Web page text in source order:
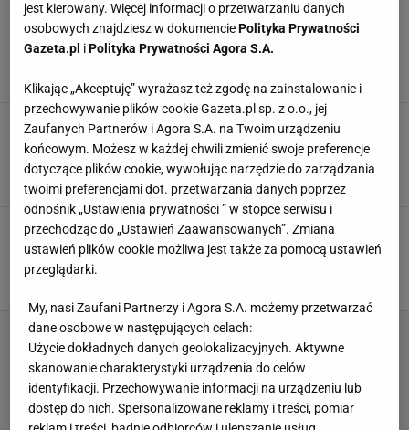
Twoja babcia nazwałaby ją kominiarką. Dziś to
balaclava - najmodniejsze nakrycie głowy na
jesień
Marta Podściańska, 1 PAŹDZIERNIKA 2025, 15:45
Ten jeden dodatek uratuje twoje jesienne
stylizacje. Wełniane modele znalazłam w
polskiej marce
Marta Podściańska,29 WRZEŚNIA 2025, 16:30
"Sezon na broszki" w efektownym wydaniu. Nie
tylko do swetrów - świetnie wyglądają też na
jest kierowany. Więcej informacji o przetwarzaniu danych
osobowych znajdziesz w dokumencie Polityka Prywatności
Gazeta.pl i Polityka Prywatności Agora S.A.
Klikając „Akceptuję” wyrażasz też zgodę na zainstalowanie i
przechowywanie plików cookie Gazeta.pl sp. z o.o., jej
Zaufanych Partnerów i Agora S.A. na Twoim urządzeniu
końcowym. Możesz w każdej chwili zmienić swoje preferencje
dotyczące plików cookie, wywołując narzędzie do zarządzania
twoimi preferencjami dot. przetwarzania danych poprzez
odnośnik „Ustawienia prywatności ” w stopce serwisu i
przechodząc do „Ustawień Zaawansowanych”. Zmiana
ustawień plików cookie możliwa jest także za pomocą ustawień
przeglądarki.
My, nasi Zaufani Partnerzy i Agora S.A. możemy przetwarzać
dane osobowe w następujących celach:
Użycie dokładnych danych geolokalizacyjnych. Aktywne
skanowanie charakterystyki urządzenia do celów
identyfikacji. Przechowywanie informacji na urządzeniu lub
dostęp do nich. Spersonalizowane reklamy i treści, pomiar